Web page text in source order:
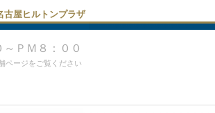
屋ヒルトンプラザ
ＰＭ８：００
ページをご覧ください